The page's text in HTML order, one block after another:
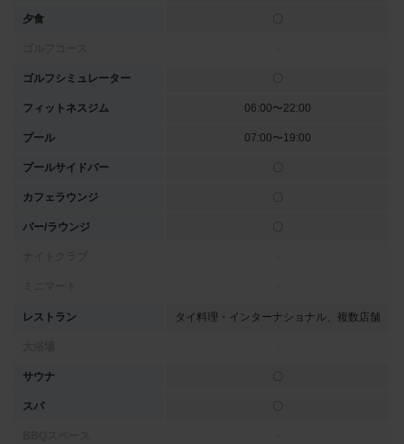
夕食
ゴルフシミュレーター 〇
フィットネスジム 06:00〜22:00
プール 07:00〜19:00
プールサイドバー 〇
カフェラウンジ 〇
バー/ラウンジ 〇
レストラン タイ料理・インターナショナル、複数店舗
サウナ
スパ